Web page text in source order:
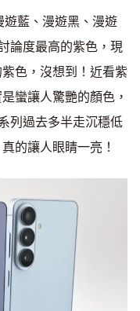
藍、漫遊黑、漫遊
論度最高的紫色，現
色，沒想到！近看紫
蠻讓人驚艷的顏色，
列過去多半走沉穩低
的讓人眼睛一亮！